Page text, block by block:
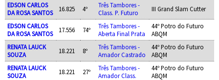
EDSON CARLOS
DA ROSA SANTOS
16.825 4º
Três Tambores -
Class. P. Futuro
III Grand Slam Cutter
EDSON CARLOS
DA ROSA SANTOS
17.556 74º
Três Tambores -
Aberta Final Prata
44º Potro do Futuro
ABQM
RENATA LAUCK
SOUZA
18.221 8º
Três Tambores -
Amador Castrado
44º Potro do Futuro
ABQM
RENATA LAUCK
SOUZA
18.221 27º
Três Tambores -
Amador Class.
44º Potro do Futuro
ABQM